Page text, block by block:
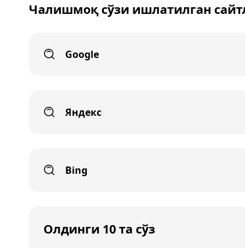
Чалишмоқ сўзи ишлатилган
Google
Яндекс
Bing
Олдинги 10 та сўз